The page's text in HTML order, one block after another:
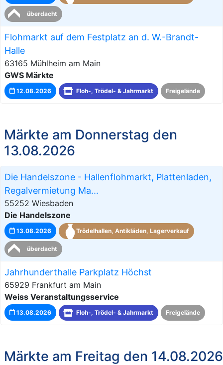
überdacht
Flohmarkt auf dem Festplatz an d. W.-Brandt-
Halle
63165 Mühlheim am Main
GWS Märkte
12.08.2026 Floh-, Trödel- & Jahrmarkt Freigelände
Märkte am Donnerstag den
13.08.2026
Die Handelszone - Hallenflohmarkt, Plattenladen,
Regalvermietung Ma...
55252 Wiesbaden
Die Handelszone
13.08.2026 Trödelhallen, Antikläden, Lagerverkauf
überdacht
Jahrhunderthalle Parkplatz Höchst
65929 Frankfurt am Main
Weiss Veranstaltungsservice
13.08.2026 Floh-, Trödel- & Jahrmarkt Freigelände
Märkte am Freitag den 14.08.2026